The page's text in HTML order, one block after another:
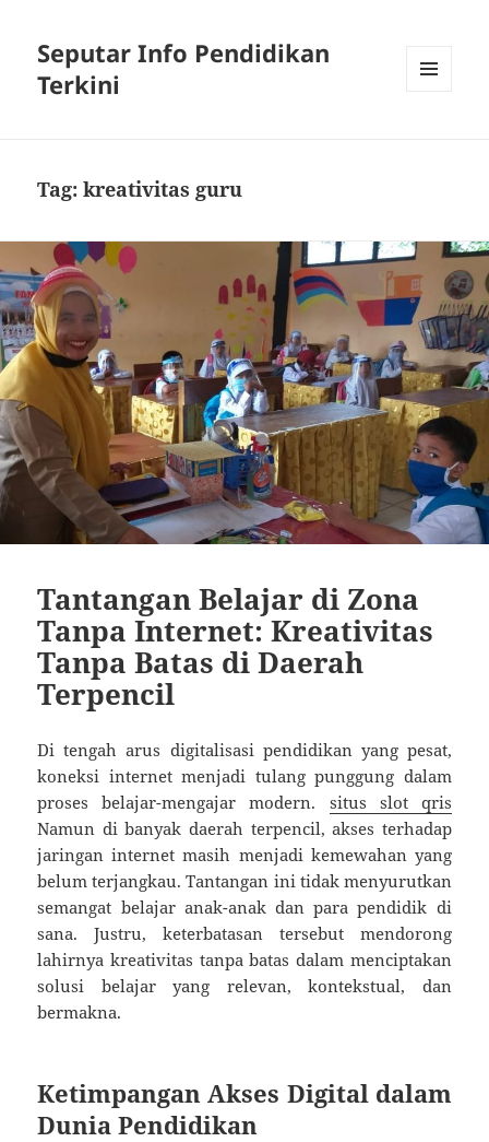
Seputar Info Pendidikan
Terkini
Tag:kreativitas guru
Tantangan Belajar di Zona
Tanpa Internet: Kreativitas
Tanpa Batas di Daerah
Terpencil
Di tengah arus digitalisasi pendidikan yang pesat,
koneksi internet menjadi tulang punggung dalam
proses belajar-mengajar modern. situs slot qris
Namun di banyak daerah terpencil, akses terhadap
jaringan internet masih menjadi kemewahan yang
belum terjangkau. Tantangan ini tidak menyurutkan
semangat belajar anak-anak dan para pendidik di
sana. Justru, keterbatasan tersebut mendorong
lahirnya kreativitas tanpa batas dalam menciptakan
solusi belajar yang relevan, kontekstual, dan
bermakna.
Ketimpangan Akses Digital dalam
Dunia Pendidikan